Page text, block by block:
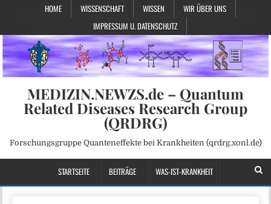
HOME WISSENSCHAFT WISSEN
WIR ÜBER UNS
IMPRESSUM U. DATENSCHUTZ
MEDIZIN.NEWZS.de – Quantum
Related Diseases Research Group
(QRDRG)
Forschungsgruppe Quanteneffekte bei Krankheiten (qrdrg.xonl.de)
STARTSEITE BEITRÄGE WAS-IST-KRANKHEIT